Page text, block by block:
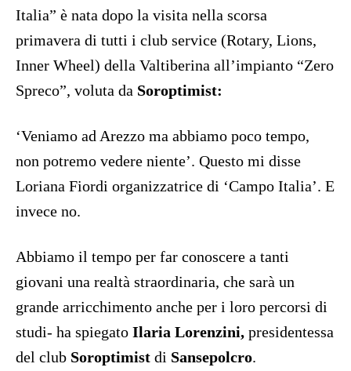
Italia” è nata dopo la visita nella scorsa
primavera di tutti i club service (Rotary, Lions,
Inner Wheel) della Valtiberina all’impianto “Zero
Spreco”, voluta da Soroptimist:
‘Veniamo ad Arezzo ma abbiamo poco tempo,
non potremo vedere niente’. Questo mi disse
Loriana Fiordi organizzatrice di ‘Campo Italia’. E
invece no.
Abbiamo il tempo per far conoscere a tanti
giovani una realtà straordinaria, che sarà un
grande arricchimento anche per i loro percorsi di
studi- ha spiegato Ilaria Lorenzini, presidentessa
del club Soroptimist di Sansepolcro.